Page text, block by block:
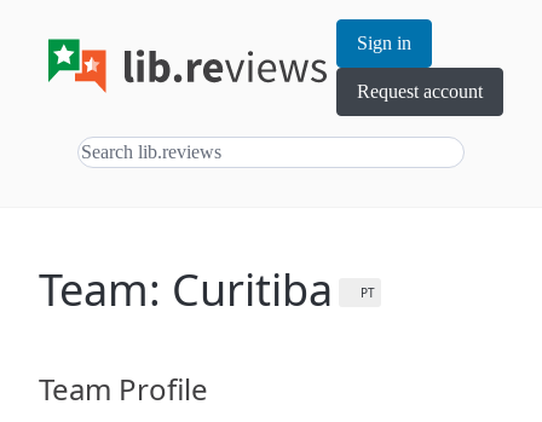
Sign in
Request account
Team: Curitiba PT
Team Profile